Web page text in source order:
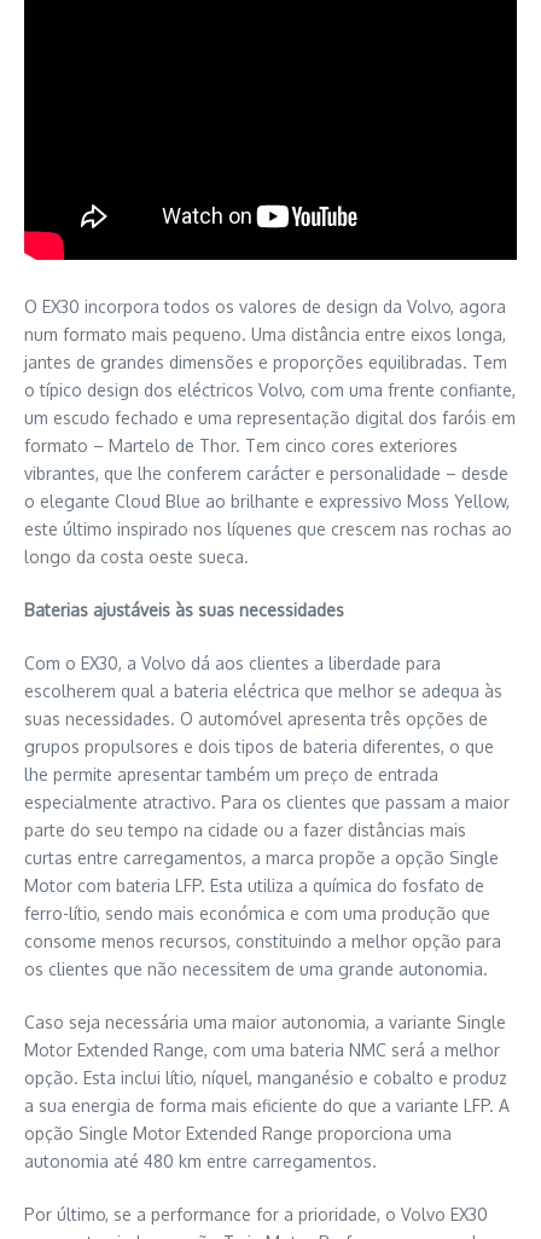
O EX30 incorpora todos os valores de design da Volvo, agora
num formato mais pequeno. Uma distância entre eixos longa,
jantes de grandes dimensões e proporções equilibradas. Tem
o típico design dos eléctricos Volvo, com uma frente confiante,
um escudo fechado e uma representação digital dos faróis em
formato – Martelo de Thor. Tem cinco cores exteriores
vibrantes, que lhe conferem carácter e personalidade – desde
o elegante Cloud Blue ao brilhante e expressivo Moss Yellow,
este último inspirado nos líquenes que crescem nas rochas ao
longo da costa oeste sueca.
Baterias ajustáveis às suas necessidades
Com o EX30, a Volvo dá aos clientes a liberdade para
escolherem qual a bateria eléctrica que melhor se adequa às
suas necessidades. O automóvel apresenta três opções de
grupos propulsores e dois tipos de bateria diferentes, o que
lhe permite apresentar também um preço de entrada
especialmente atractivo. Para os clientes que passam a maior
parte do seu tempo na cidade ou a fazer distâncias mais
curtas entre carregamentos, a marca propõe a opção Single
Motor com bateria LFP. Esta utiliza a química do fosfato de
ferro-lítio, sendo mais económica e com uma produção que
consome menos recursos, constituindo a melhor opção para
os clientes que não necessitem de uma grande autonomia.
Caso seja necessária uma maior autonomia, a variante Single
Motor Extended Range, com uma bateria NMC será a melhor
opção. Esta inclui lítio, níquel, manganésio e cobalto e produz
a sua energia de forma mais eficiente do que a variante LFP. A
opção Single Motor Extended Range proporciona uma
autonomia até 480 km entre carregamentos.
Por último, se a performance for a prioridade, o Volvo EX30